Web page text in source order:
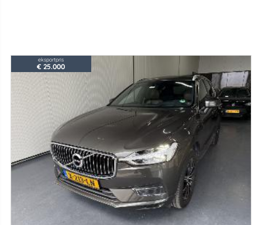
eksportpris
€ 25.000